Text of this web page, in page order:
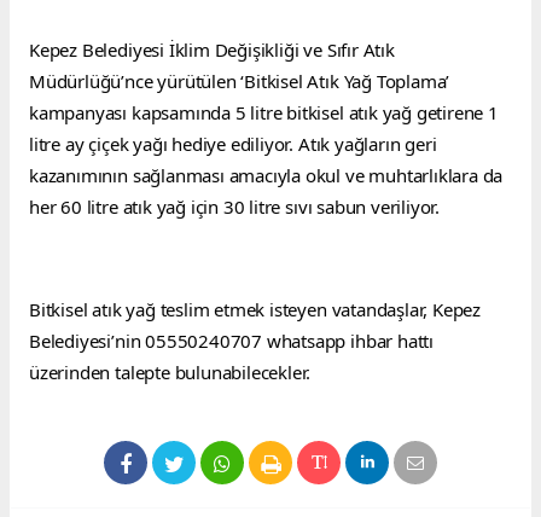
Kepez Belediyesi İklim Değişikliği ve Sıfır Atık
Müdürlüğü’nce yürütülen ‘Bitkisel Atık Yağ Toplama’
kampanyası kapsamında 5 litre bitkisel atık yağ getirene 1
litre ay çiçek yağı hediye ediliyor. Atık yağların geri
kazanımının sağlanması amacıyla okul ve muhtarlıklara da
her 60 litre atık yağ için 30 litre sıvı sabun veriliyor.
Bitkisel atık yağ teslim etmek isteyen vatandaşlar, Kepez
Belediyesi’nin 05550240707 whatsapp ihbar hattı
üzerinden talepte bulunabilecekler.